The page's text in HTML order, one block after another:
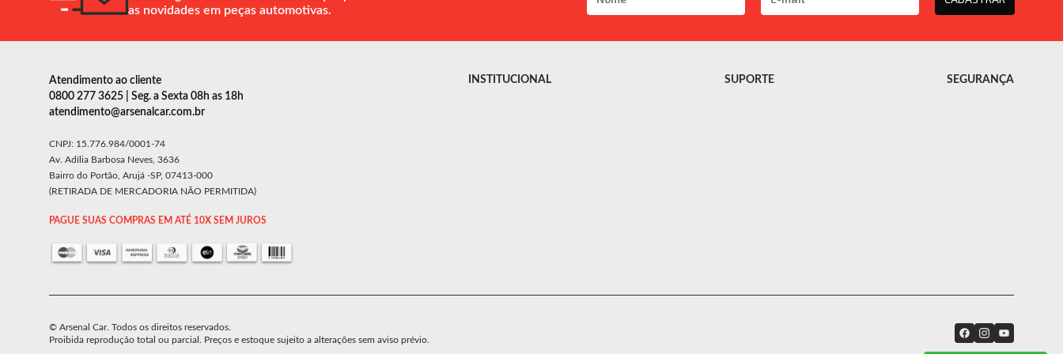
as novidades em peças automotivas.
Atendimento ao cliente
0800 277 3625 | Seg. a Sexta 08h as 18h
atendimento@arsenalcar.com.br
CNPJ: 15.776.984/0001-74
Av. Adília Barbosa Neves, 3636
Bairro do Portão, Arujá -SP, 07413-000
(RETIRADA DE MERCADORIA NÃO PERMITIDA)
PAGUE SUAS COMPRAS EM ATÉ 10X SEM JUROS
INSTITUCIONAL SUPORTE SEGURANÇA
© Arsenal Car. Todos os direitos reservados.
Proibida reprodução total ou parcial. Preços e estoque sujeito a alterações sem aviso prévio.